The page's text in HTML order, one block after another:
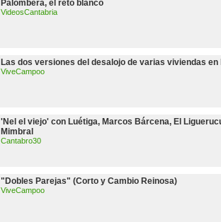
Palombera, el reto blanco
VideosCantabria
Las dos versiones del desalojo de varias viviendas en
ViveCampoo
'Nel el viejo' con Luétiga, Marcos Bárcena, El
Mimbral
Cantabro30
"Dobles Parejas" (Corto y Cambio Reinosa)
ViveCampoo